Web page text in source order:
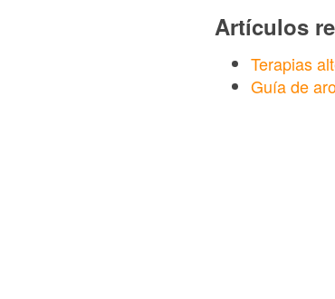
Artículos
Terapias
Guía de